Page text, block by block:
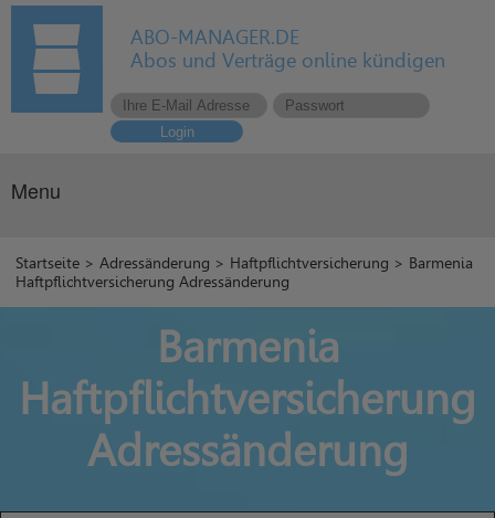
ABO-MANAGER.DE
Abos und Verträge online kündigen
Login
Menu
Startseite >Adressänderung > Haftpflichtversicherung > Barmenia
Haftpflichtversicherung Adressänderung
Barmenia
Haftpflichtversicherung
Adressänderung